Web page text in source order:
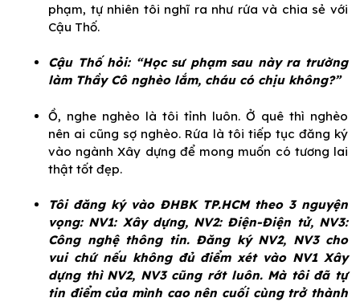
phạm, tự nhiên tôi nghĩ ra như rứa và chia sẻ với
Cậu Thố.
Cậu Thố hỏi: “Học sư phạm sau này ra trường
làm Thầy Cô nghèo lắm, cháu có chịu không?”
Ồ, nghe nghèo là tôi tỉnh luôn. Ở quê thì nghèo
nên ai cũng sợ nghèo. Rứa là tôi tiếp tục đăng ký
vào ngành Xây dựng để mong muốn có tương lai
thật tốt đẹp.
Tôi đăng ký vào ĐHBK TP.HCM theo 3 nguyện
vọng: NV1: Xây dựng, NV2: Điện-Điện tử, NV3:
Công nghệ thông tin. Đăng ký NV2, NV3 cho
vui chứ nếu không đủ điểm xét vào NV1 Xây
dựng thì NV2, NV3 cũng rớt luôn. Mà tôi đã tự
tin điểm của mình cao nên cuối cùng trở thành